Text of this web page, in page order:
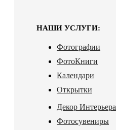
НАШИ УСЛУГИ:
Фотографии
ФотоКниги
Календари
Открытки
Декор Интерьера
Фотосувениры